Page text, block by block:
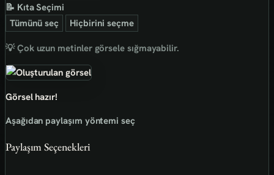
📝 Kıta Seçimi
Tümünü seç
Hiçbirini seçme
💡 Çok uzun metinler görsele sığmayabilir.
Görsel hazır!
Aşağıdan paylaşım yöntemi seç
Paylaşım Seçenekleri